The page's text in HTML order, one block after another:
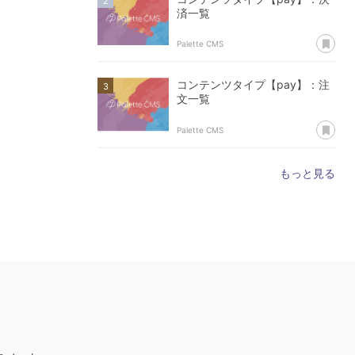
済一覧
Palette CMS あ
コンテンツタイプ【pay】：注
文一覧
Palette CMS あ
もっと見る